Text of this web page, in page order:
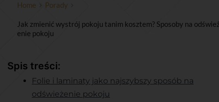
Home Porady
Jak zmienić wystrój pokoju tanim kosztem? Sposoby na
enie pokoju
Spis treści:
Folie i laminaty jako najszybszy sposób na
odświeżenie pokoju